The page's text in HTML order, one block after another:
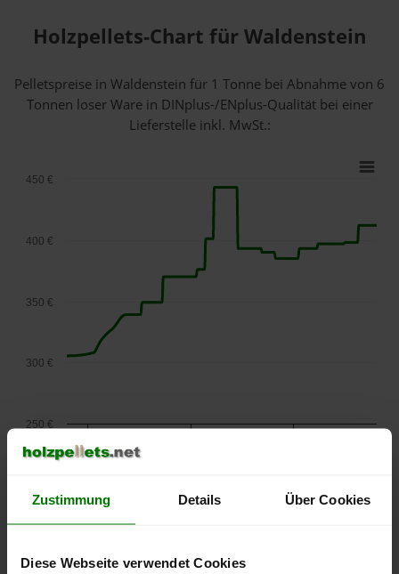
Zustimmung Details Über Cookies
Diese Webseite verwendet Cookies
Holzpellets-Chart für Waldenstein
Pelletspreise in Waldenstein für 1 Tonne bei Abnahmevon 6
Tonnen loser Warein DINplus-/ENplus-Qualität bei einer
Lieferstelle inkl. MwSt.:
2025
300 €
350 €
400 €
450 €
250 €
Die aktuelle Preisentwicklung für Holzpellets in Österreich
nachvollziehen.